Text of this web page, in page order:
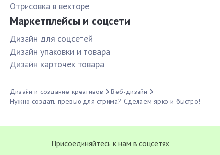
Отрисовка в векторе
Маркетплейсы и соцсети
Дизайн для соцсетей
Дизайн упаковки и товара
Дизайн карточек товара
Дизайн и создание креативов
Веб-дизайн
Нужно создать превью для стрима? Сделаем ярко и быстро!
Присоединяйтесь к нам в соцсетях